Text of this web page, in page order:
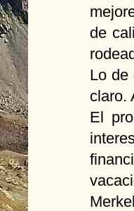
de
Lo de
claro.
El